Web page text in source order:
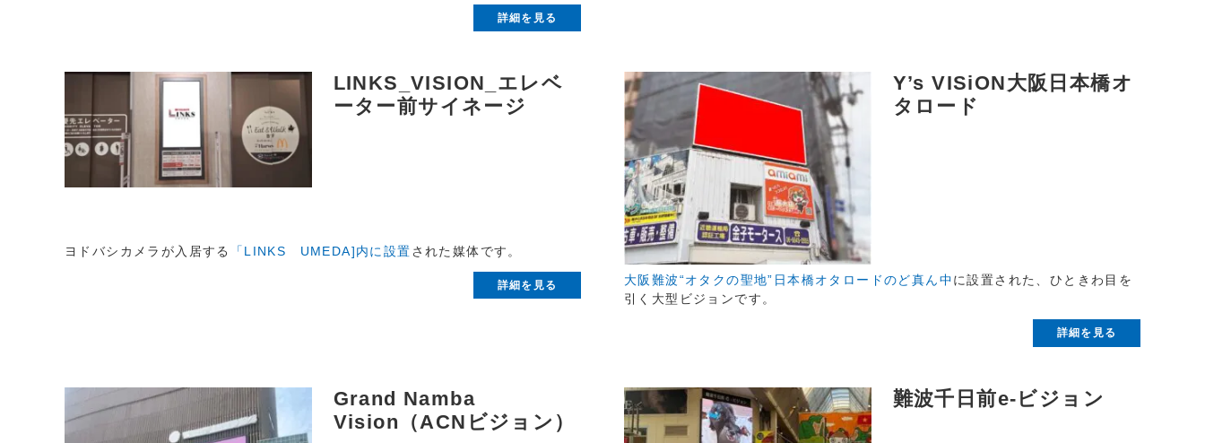
詳細を見る
LINKS_VISION_エレベ
ーター前サイネージ
ヨドバシカメラが入居する 「LINKS UMEDA]内に設置された媒体です。
詳細を見る
Y’s VISiON大阪日本橋オ
タロード
大阪難波“オタクの聖地”日本橋オタロードのど真ん中に設置された、ひときわ目を
引く大型ビジョンです。
詳細を見る
Grand Namba
Vision（ACNビジョン）
難波千日前e-ビジョン